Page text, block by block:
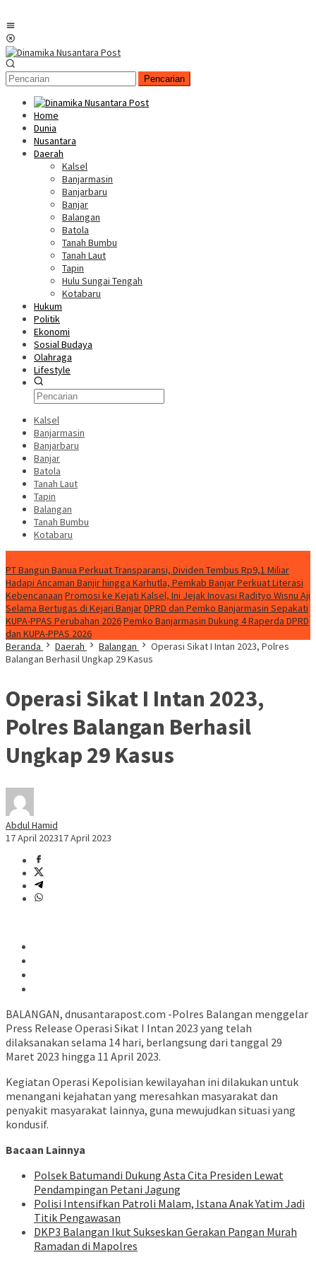
Pencarian
Home
Dunia
Nusantara
Daerah
Kalsel
Banjarmasin
Banjarbaru
Banjar
Balangan
Batola
Tanah Bumbu
Tanah Laut
Tapin
Hulu Sungai Tengah
Kotabaru
Hukum
Politik
Ekonomi
Sosial Budaya
Olahraga
Lifestyle
Kalsel
Banjarmasin
Banjarbaru
Banjar
Batola
Tanah Laut
Tapin
Balangan
Tanah Bumbu
Kotabaru
PT Bangun Banua Perkuat Transparansi, Dividen Tembus Rp9,1 Miliar
Hadapi Ancaman Banjir hingga Karhutla, Pemkab Banjar Perkuat Literasi
Kebencanaan Promosi ke Kejati Kalsel, Ini Jejak Inovasi Radityo Wisnu Aji
Selama Bertugas di Kejari BanjarDPRD dan Pemko Banjarmasin Sepakati
KUPA-PPAS Perubahan 2026Pemko Banjarmasin Dukung 4 Raperda DPRD
dan KUPA-PPAS 2026
Beranda
Daerah Balangan
Operasi Sikat I Intan 2023, Polres
Balangan Berhasil Ungkap 29 Kasus
Operasi Sikat I Intan 2023,
Polres Balangan Berhasil
Ungkap 29 Kasus
Abdul Hamid
17 April 202317 April 2023
BALANGAN, dnusantarapost.com -Polres Balangan menggelar
Press Release Operasi Sikat I Intan 2023 yang telah
dilaksanakan selama 14 hari, berlangsung dari tanggal 29
Maret 2023 hingga 11 April 2023.
Kegiatan Operasi Kepolisian kewilayahan ini dilakukan untuk
menangani kejahatan yang meresahkan masyarakat dan
penyakit masyarakat lainnya, guna mewujudkan situasi yang
kondusif.
Bacaan Lainnya
Polsek Batumandi Dukung Asta Cita Presiden Lewat
Pendampingan Petani Jagung
Polisi Intensifkan Patroli Malam, Istana Anak Yatim Jadi
Titik Pengawasan
DKP3 Balangan Ikut Sukseskan Gerakan Pangan Murah
Ramadan di Mapolres